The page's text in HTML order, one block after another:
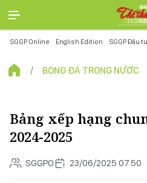
SGGP Online English Edition SGGP Đầu
BÓNG ĐÁ TRONG NƯỚC
Bảng xếp hạng
2024-2025
SGGPO 23/06/2025 07:50